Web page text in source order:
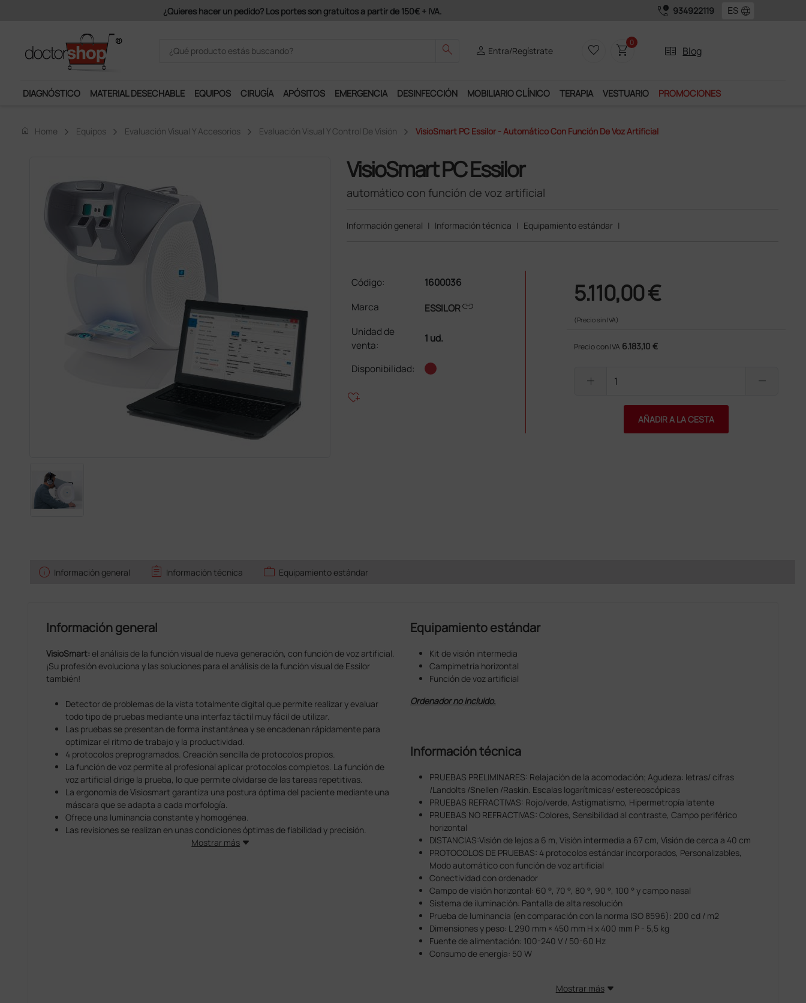
Únete al programa Ds Plus y podrás disfrutar de muchos servicios exclusivos. call_quality 934922119 language
search person Entra/Regístrate favorite_border shopping_cart0
two_pager Blog
DIAGNÓSTICO MATERIAL DESECHABLE EQUIPOS CIRUGÍA APÓSITOS EMERGENCIA DESINFECCIÓN MOBILIARIO CLÍNICO TERAPIA VESTUARIO PROMOCIONES
home Home Equipos Evaluación Visual Y Accesorios Evaluación Visual Y Control De Visión VisioSmart PC Essilor - Automático Con Función De Voz Artificial
VisioSmart PC Essilor
automático con función de voz artificial
Información general | Información técnica | Equipamiento estándar |
Código:
1600036
Marca
ESSILORlink
Unidad de
venta:
1 ud.
Disponibilidad:
heart_plus
5.110,00 €
(Precio sin IVA)
Precio con IVA 6.183,10 €
add remove
AÑADIR A LA CESTA
info Información general assignment Información técnica work Equipamiento estándar
Información general
VisioSmart: el análisis de la función visual de nueva generación, con función de voz artificial.
¡Su profesión evoluciona y las soluciones para el análisis de la función visual de Essilor
también!
Detector de problemas de la vista totalmente digital que permite realizar y evaluar
todo tipo de pruebas mediante una interfaz táctil muy fácil de utilizar.
Las pruebas se presentan de forma instantánea y se encadenan rápidamente para
optimizar el ritmo de trabajo y la productividad.
4 protocolos preprogramados. Creación sencilla de protocolos propios.
La función de voz permite al profesional aplicar protocolos completos. La función de
voz artificial dirige la prueba, lo que permite olvidarse de las tareas repetitivas.
La ergonomía de Visiosmart garantiza una postura óptima del paciente mediante una
máscara que se adapta a cada morfología.
Ofrece una luminancia constante y homogénea.
Las revisiones se realizan en unas condiciones óptimas de fiabilidad y precisión.
La gama "pruebas" incluye mediciones de agudeza visual, detección de hipermetropía,
Mostrar más
Equipamiento estándar
Kit de visión intermedia
Campimetría horizontal
Función de voz artificial
Ordenador no incluido.
Información técnica
PRUEBAS PRELIMINARES: Relajación de la acomodación; Agudeza: letras/ cifras
/Landolts /Snellen /Raskin. Escalas logarítmicas/ estereoscópicas
PRUEBAS REFRACTIVAS: Rojo/verde, Astigmatismo, Hipermetropía latente
PRUEBAS NO REFRACTIVAS: Colores, Sensibilidad al contraste, Campo periférico
horizontal
DISTANCIAS:Visión de lejos a 6 m, Visión intermedia a 67 cm, Visión de cerca a 40 cm
PROTOCOLOS DE PRUEBAS: 4 protocolos estándar incorporados, Personalizables,
Modo automático con función de voz artificial
Conectividad con ordenador
Campo de visión horizontal: 60 °, 70 °, 80 °, 90 °, 100 ° y campo nasal
Sistema de iluminación: Pantalla de alta resolución
Prueba de luminancia (en comparación con la norma ISO 8596): 200 cd / m2
Dimensiones y peso: L 290 mm × 450 mm H x 400 mm P - 5,5 kg
Fuente de alimentación: 100-240 V / 50-60 Hz
Consumo de energía: 50 W
Mostrar más